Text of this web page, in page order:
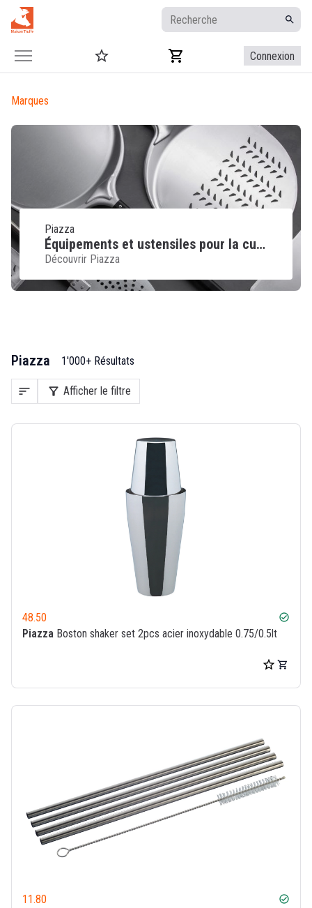
Connexion
Marques
Piazza
Équipements et ustensiles pour la cuisine professionnelle
Découvrir Piazza
Piazza 1'000+ Résultats
sort filter_alt Afficher le filtre
48.50 check_circle
Piazza Boston shaker set 2pcs acier inoxydable 0.75/0.5lt
11.80 check_circle